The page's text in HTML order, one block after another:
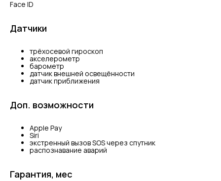
Face ID
Датчики
трёхосевой гироскоп
акселерометр
барометр
датчик внешней освещённости
датчик приближения
Доп. возможности
Apple Pay
Siri
экстренный вызов SOS через спутник
распознавание аварий
Гарантия, мес